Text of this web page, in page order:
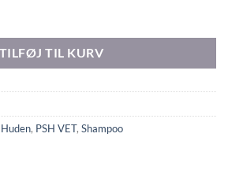
TILFØJ TIL KURV
Huden, PSH VET, Shampoo